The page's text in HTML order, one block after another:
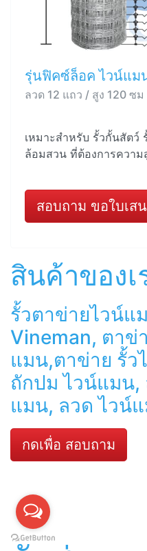
รุ่นฟิคซ์ล็อค ไวน์แม
ลวด 12 แถว / สูง 120 ซ
เหมาะสำหรับ รั้วกั้นสัตว์
ล้อมสวน ที่ต้องการความ
สอบถาม ขอใบเส
สินค้าของเ
รั้วตาข่ายไวน์แ
Vineman, ตาข่
แมน,ตาข่าย รั้ว
ถักปม ไวน์แมน,
แมน, ลวด ไวน์
กดเพื่อ สอบถาม